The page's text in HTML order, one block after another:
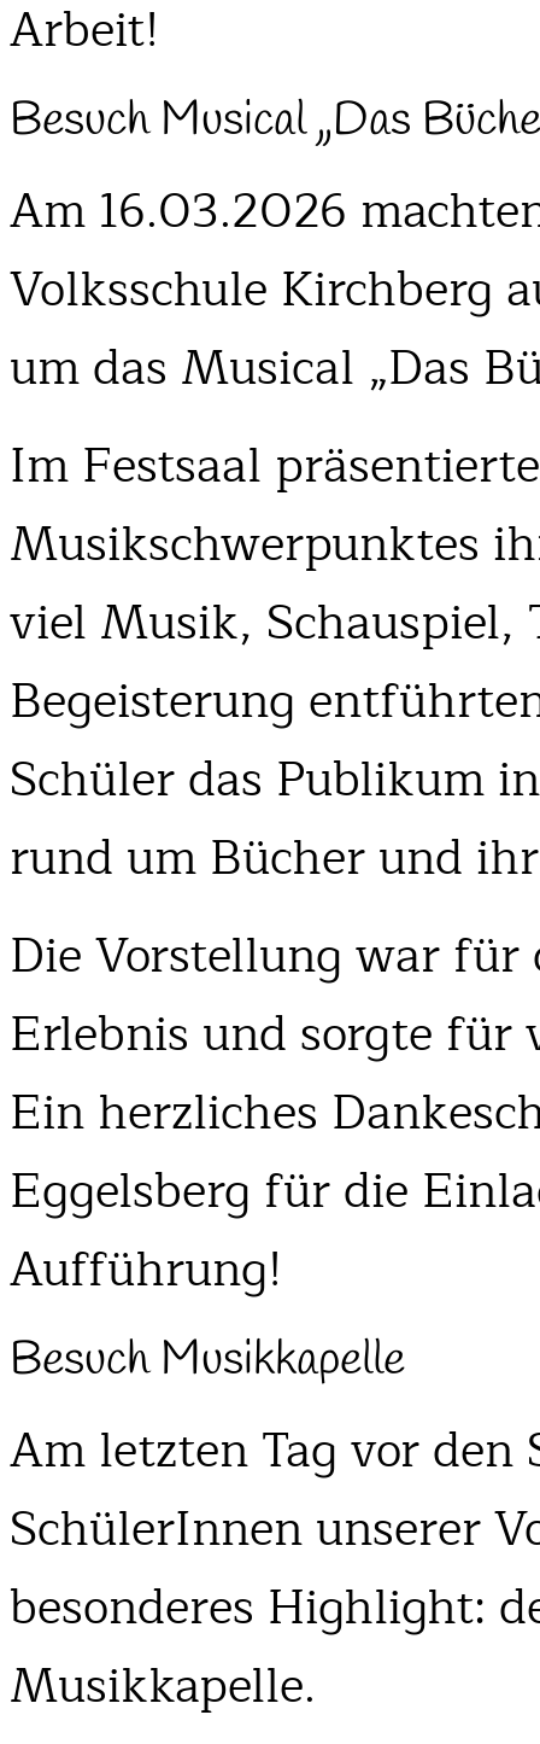
Arbeit!
Besuch Musical „Das
Am 16.03.2026
Volksschule Kirchberg
um das Musical „Das
Im Festsaal
Musikschwerpunktes
viel Musik, Schauspiel,
Begeisterung
Schüler das Publikum
rund um Bücher und
Die Vorstellung war für
Erlebnis und sorgte für
Ein herzliches
Eggelsberg für die
Aufführung!
Besuch Musikkapelle
Am letzten Tag vor den
SchülerInnen unserer
besonderes Highlight:
Musikkapelle.